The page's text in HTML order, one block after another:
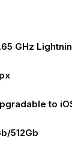
GHz
to
512Gb